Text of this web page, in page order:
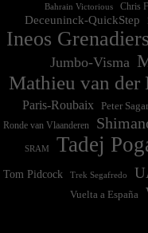
Bahrain Victorious Chris
Deceuninck-QuickStep
Ineos Grenadiers
Jumbo-Visma
Mathieu van der
Paris-Roubaix
Peter
Ronde van Vlaanderen
SRAM Tadej
Tom Pidcock Trek Segafredo
Vuelta a España